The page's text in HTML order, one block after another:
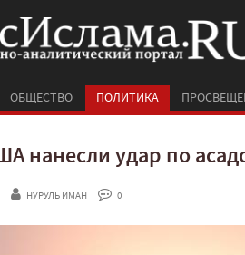
ОБЩЕСТВО ПОЛИТИКА
нанесли удар по
НУРУЛЬ ИМАН 0